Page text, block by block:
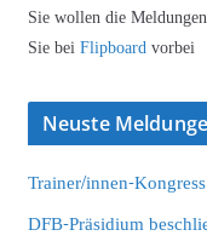
Sie wollen die
Sie beiFlipboardvorbei
Neuste
Trainer/innen-
DFB-Präsidium